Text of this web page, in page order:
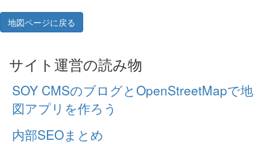
地図ページに戻る
サイト運営の読み物
SOY CMSのブログとOpenStreetMapで地
図アプリを作ろう
内部SEOまとめ